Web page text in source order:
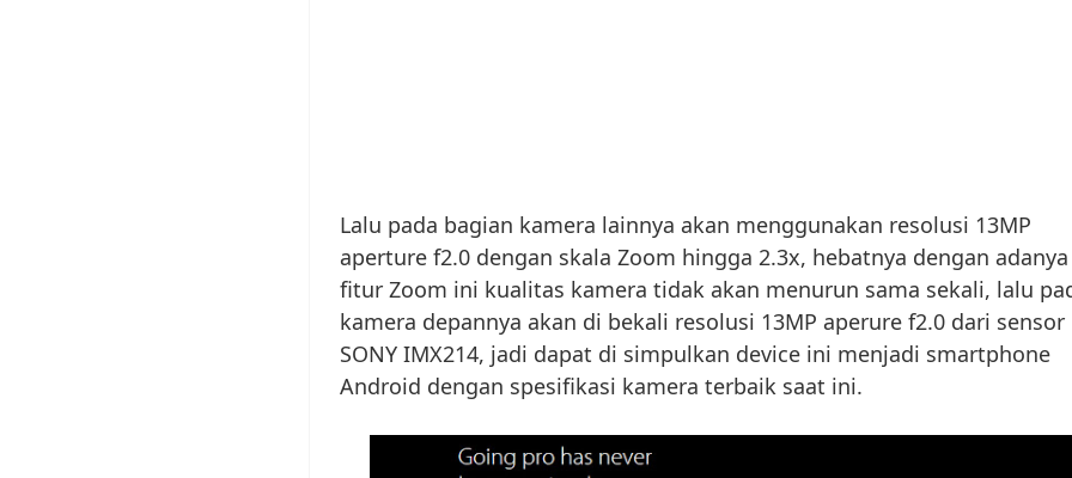
Lalu pada bagian kamera lainnya akan menggunakan resolusi 13MP
aperture f2.0 dengan skala Zoom hingga 2.3x, hebatnya dengan adanya
fitur Zoom ini kualitas kamera tidak akan menurun sama sekali, lalu
kamera depannya akan di bekali resolusi 13MP aperure f2.0 dari sensor
SONY IMX214, jadi dapat di simpulkan device ini menjadi smartphone
Android dengan spesifikasi kamera terbaik saat ini.